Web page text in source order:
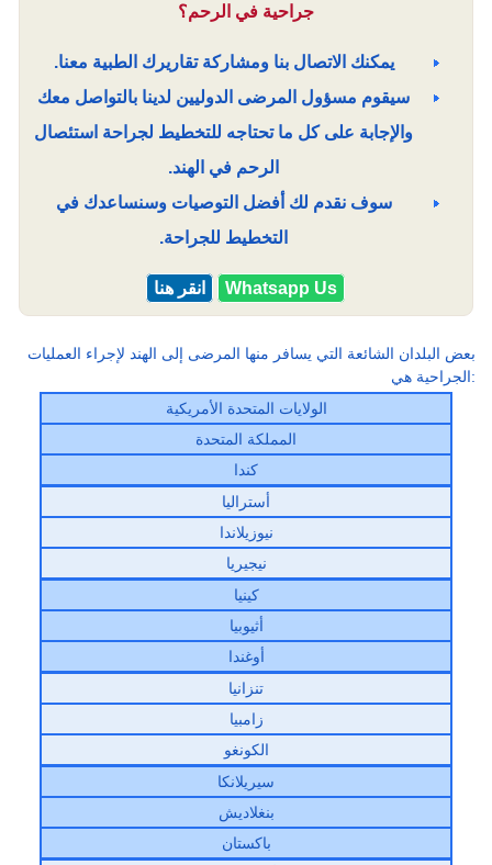
جراحية في الرحم؟
يمكنك الاتصال بنا ومشاركة تقاريرك الطبية معنا.
سيقوم مسؤول المرضى الدوليين لدينا بالتواصل معك
والإجابة على كل ما تحتاجه للتخطيط لجراحة استئصال
الرحم في الهند.
سوف نقدم لك أفضل التوصيات وسنساعدك في
التخطيط للجراحة.
انقر هنا Whatsapp Us
بعض البلدان الشائعة التي يسافر منها المرضى إلى الهند لإجراء العمليات
الجراحية هي:
الولايات المتحدة الأمريكية
المملكة المتحدة
كندا
أستراليا
نيوزيلاندا
نيجيريا
كينيا
أثيوبيا
أوغندا
تنزانيا
زامبيا
الكونغو
سيريلانكا
بنغلاديش
باكستان